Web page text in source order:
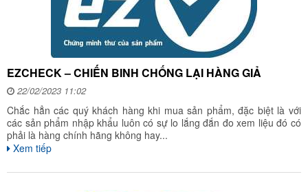
EZCHECK – CHIẾN BINH CHỐNG LẠI HÀNG GIẢ
22/02/2023 11:02
Chắc hẳn các quý khách hàng khi mua sản phẩm, đặc biệt là với
các sản phẩm nhập khẩu luôn có sự lo lắng đắn đo xem liệu đó có
phải là hàng chính hãng không hay...
Xem tiếp